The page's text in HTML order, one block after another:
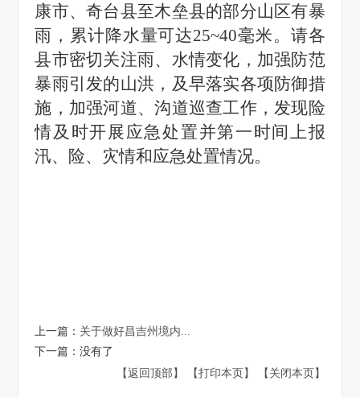
康市、奇台县至木垒县的部分山区有暴
雨，累计降水量可达25~40毫米。请各
县市密切关注雨、水情变化，加强防范
暴雨引发的山洪，及早落实各项防御措
施，加强河道、沟道巡查工作，发现险
情及时开展应急处置并第一时间上报
汛、险、灾情和应急处置情况。
上一篇： 关于做好昌吉州境内...
下一篇：没有了
【返回顶部】
【打印本页】 【关闭本页】